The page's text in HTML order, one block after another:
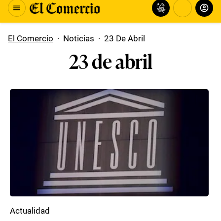
El Comercio · Noticias · 23 De Abril
23 de abril
Actualidad